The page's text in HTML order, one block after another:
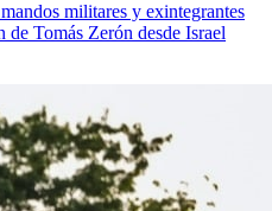
militares y exintegrantes
Tomás Zerón desde Israel